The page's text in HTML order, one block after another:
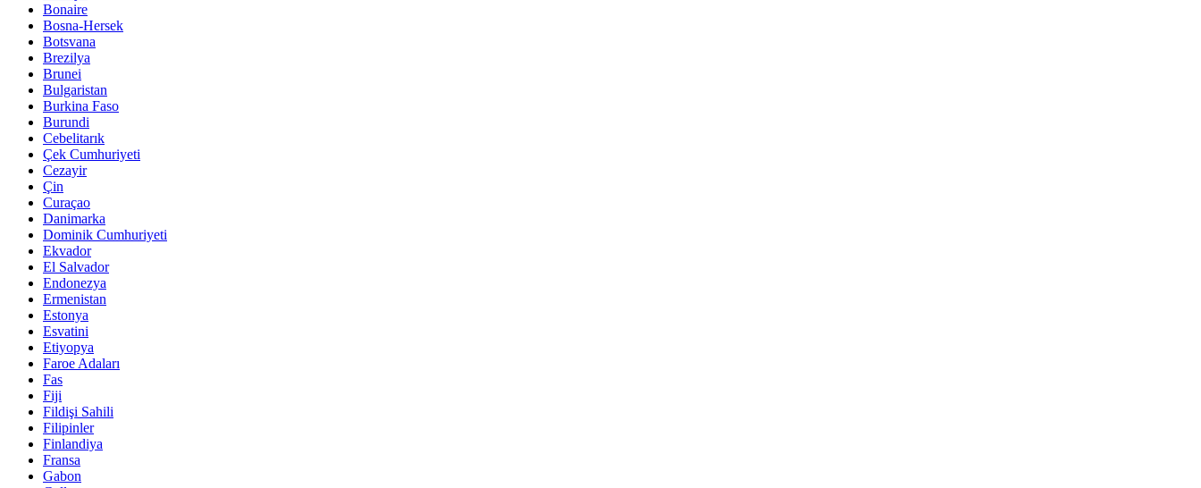
Bonaire
Bosna-Hersek
Botsvana
Brezilya
Brunei
Bulgaristan
Burkina Faso
Burundi
Cebelitarık
Çek Cumhuriyeti
Cezayir
Çin
Curaçao
Danimarka
Dominik Cumhuriyeti
Ekvador
El Salvador
Endonezya
Ermenistan
Estonya
Esvatini
Etiyopya
Faroe Adaları
Fas
Fiji
Fildişi Sahili
Filipinler
Finlandiya
Fransa
Gabon